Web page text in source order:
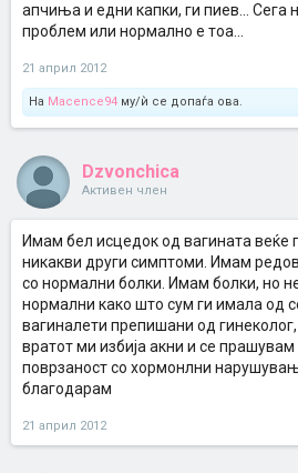
апчиња и едни капки, ги пиев... Сега
проблем или нормално е тоа...
21 април 2012
На Macence94 му/ѝ се допаѓа ова.
Dzvonchica
Активен член
Имам бел исцедок од вагината веќе
никакви други симптоми. Имам
со нормални болки. Имам болки, но
нормални како што сум ги имала од
вагиналети препишани од
вратот ми избија акни и се
поврзаност со хормонлни
благодарам
21 април 2012